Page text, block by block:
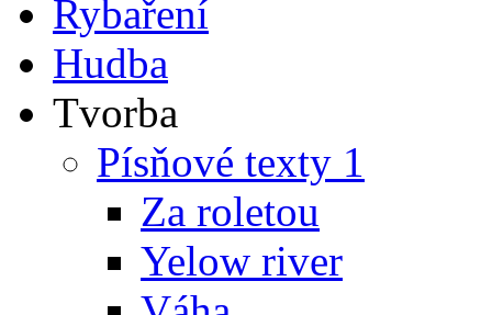
Rybaření
Hudba
Tvorba
Písňové texty 1
Za roletou
Yelow river